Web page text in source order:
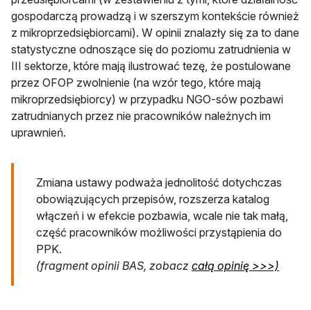
gospodarczą prowadzą i w szerszym kontekście również
z mikroprzedsiębiorcami). W opinii znalazły się za to dane
statystyczne odnoszące się do poziomu zatrudnienia w
III sektorze, które mają ilustrować tezę, że postulowane
przez OFOP zwolnienie (na wzór tego, które mają
mikroprzedsiębiorcy) w przypadku NGO-sów pozbawi
zatrudnianych przez nie pracowników należnych im
uprawnień.
Zmiana ustawy podważa jednolitość dotychczas
obowiązujących przepisów, rozszerza katalog
włączeń i w efekcie pozbawia, wcale nie tak małą,
część pracowników możliwości przystąpienia do
PPK.
(fragment opinii BAS, zobacz całą opinię >>>)